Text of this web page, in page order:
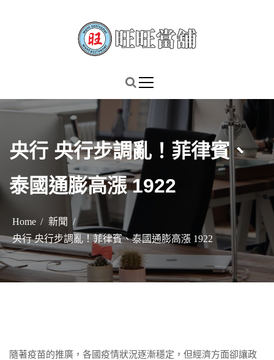
央行 央行步調亂！菲律賓、
泰國通膨高漲 1922
Home
新聞
央行 央行步調亂！菲律賓、泰國通膨高漲 1922
隨著疫苗的推廣，各國疫情狀況逐漸穩定，但經濟方面卻讓政